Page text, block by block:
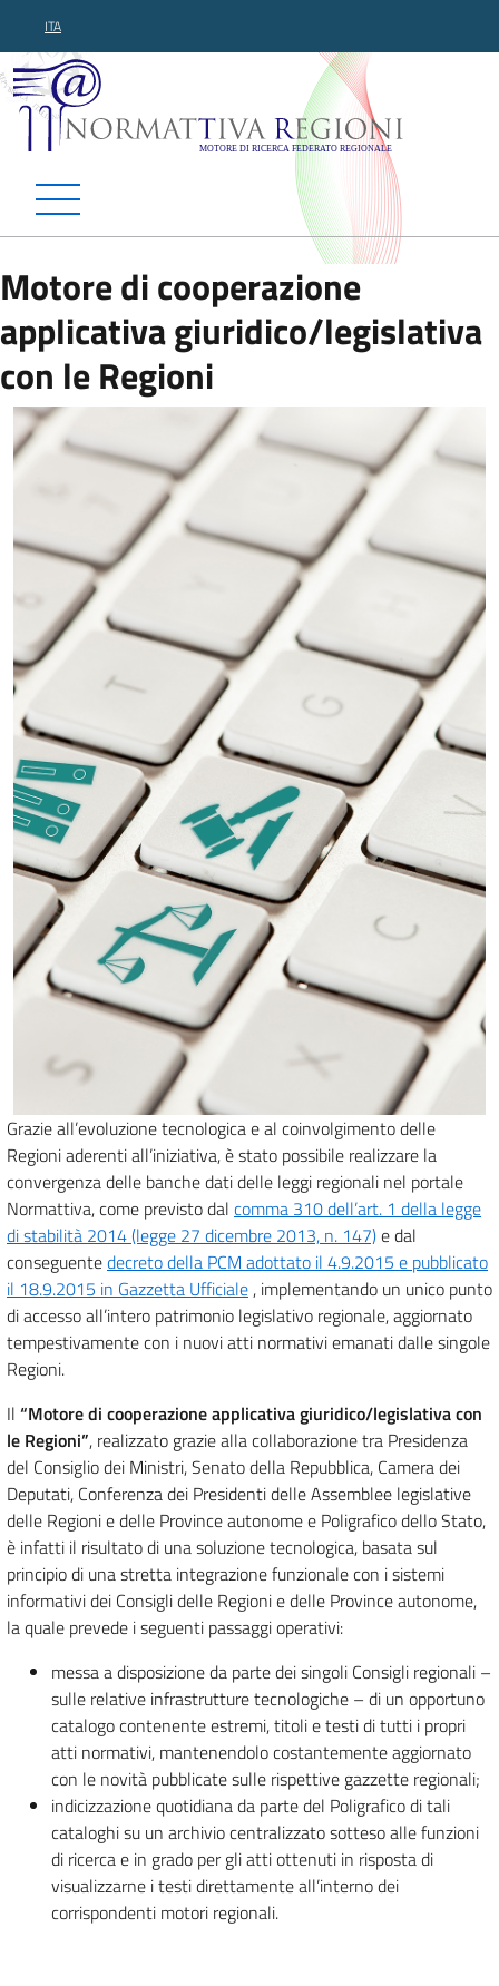
ITA
Normattiva Regioni -
Motore di cooperazione
applicativa giuridico/legislativa
con le Regioni
Grazie all’evoluzione tecnologica e al coinvolgimento delle
Regioni aderenti all’iniziativa, è stato possibile realizzare la
convergenza delle banche dati delle leggi regionali nel portale
Normattiva, come previsto dal comma 310 dell’art. 1 della legge
di stabilità 2014 (legge 27 dicembre 2013, n. 147)e dal
conseguentedecreto della PCM adottato il 4.9.2015 e pubblicato
il 18.9.2015 in Gazzetta Ufficiale , implementando un unico punto
di accesso all’intero patrimonio legislativo regionale, aggiornato
tempestivamente con i nuovi atti normativi emanati dalle singole
Regioni.
Il “Motore di cooperazione applicativa giuridico/legislativa con
le Regioni”, realizzato grazie alla collaborazione tra Presidenza
del Consiglio dei Ministri, Senato della Repubblica, Camera dei
Deputati, Conferenza dei Presidenti delle Assemblee legislative
delle Regioni e delle Province autonome e Poligrafico dello Stato,
è infatti il risultato di una soluzione tecnologica, basata sul
principio di una stretta integrazione funzionale con i sistemi
informativi dei Consigli delle Regioni e delle Province autonome,
la quale prevede i seguenti passaggi operativi:
messa a disposizione da parte dei singoli Consigli regionali –
sulle relative infrastrutture tecnologiche – di un opportuno
catalogo contenente estremi, titoli e testi di tutti i propri
atti normativi, mantenendolo costantemente aggiornato
con le novità pubblicate sulle rispettive gazzette regionali;
indicizzazione quotidiana da parte del Poligrafico di tali
cataloghi su un archivio centralizzato sotteso alle funzioni
di ricerca e in grado per gli atti ottenuti in risposta di
visualizzarne i testi direttamente all’interno dei
corrispondenti motori regionali.